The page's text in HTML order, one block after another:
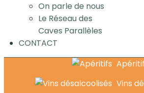
On parle de nous
Le Réseau des
Caves Parallèles
CONTACT
Vins